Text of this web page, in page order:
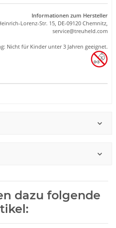
Informationen zum Hersteller
Lorenz-Str. 15, DE-09120 Chemnitz,
service@treuheld.com
Nicht für Kinder unter 3 Jahren geeignet.
dazu folgende